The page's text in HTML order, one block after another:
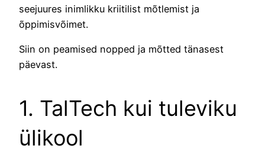
seejuures inimlikku kriitilist mõtlemist ja
õppimisvõimet.
Siin on peamised nopped ja mõtted tänasest
päevast.
1. TalTech kui tuleviku
ülikool